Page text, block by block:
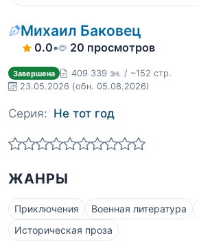
Михаил Баковец
0.0• 20 просмотров
Завершена
409 339 зн. / ~152 стр.
23.05.2026 (обн. 05.08.2026)
Серия: Не тот год
ЖАНРЫ
Приключения Военная литература
Историческая проза